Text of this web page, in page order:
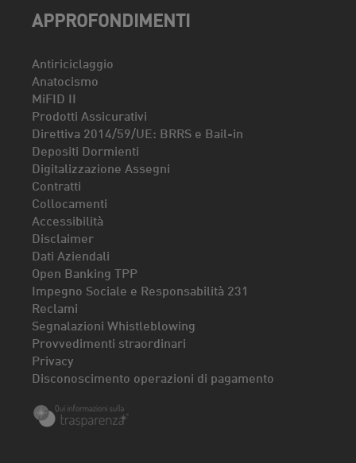
APPROFONDIMENTI
Antiriciclaggio
Anatocismo
MiFID II
Prodotti Assicurativi
Direttiva 2014/59/UE: BRRS e Bail-in
Depositi Dormienti
Digitalizzazione Assegni
Contratti
Collocamenti
Accessibilità
Disclaimer
Dati Aziendali
Open Banking TPP
Impegno Sociale e Responsabilità 231
Reclami
Segnalazioni Whistleblowing
Provvedimenti straordinari
Privacy
Disconoscimento operazioni di pagamento